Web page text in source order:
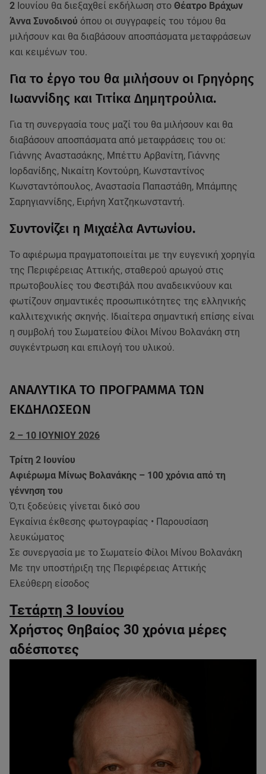
2 Ιουνίου θα διεξαχθεί εκδήλωση στο Θέατρο Βράχων
Άννα Συνοδινού όπου οι συγγραφείς του τόμου θα
μιλήσουν και θα διαβάσουν αποσπάσματα μεταφράσεων
και κειμένων του.
Για το έργο του θα μιλήσουν οι Γρηγόρης
Ιωαννίδης και Τιτίκα Δημητρούλια.
Για τη συνεργασία τους μαζί του θα μιλήσουν και θα
διαβάσουν αποσπάσματα από μεταφράσεις του οι:
Γιάννης Αναστασάκης, Μπέττυ Αρβανίτη, Γιάννης
Ιορδανίδης, Νικαίτη Κοντούρη, Κωνσταντίνος
Κωνσταντόπουλος, Αναστασία Παπαστάθη, Μπάμπης
Σαρηγιαννίδης, Ειρήνη Χατζηκωνσταντή.
Συντονίζει η Μιχαέλα Αντωνίου.
Το αφιέρωμα πραγματοποιείται με την ευγενική χορηγία
της Περιφέρειας Αττικής, σταθερού αρωγού στις
πρωτοβουλίες του Φεστιβάλ που αναδεικνύουν και
φωτίζουν σημαντικές προσωπικότητες της ελληνικής
καλλιτεχνικής σκηνής. Ιδιαίτερα σημαντική επίσης είναι
η συμβολή του Σωματείου Φίλοι Μίνου Βολανάκη στη
συγκέντρωση και επιλογή του υλικού.
ΑΝΑΛΥΤΙΚΑ ΤΟ ΠΡΟΓΡΑΜΜΑ ΤΩΝ
ΕΚΔΗΛΩΣΕΩΝ
2 – 10 ΙΟΥΝΙΟΥ 2026
Τρίτη 2 Ιουνίου
Αφιέρωμα Μίνως Βολανάκης – 100 χρόνια από τη
γέννηση του
Ό,τι ξοδεύεις γίνεται δικό σου
Εγκαίνια έκθεσης φωτογραφίας • Παρουσίαση
λευκώματος
Σε συνεργασία με το Σωματείο Φίλοι Μίνου Βολανάκη
Με την υποστήριξη της Περιφέρειας Αττικής
Ελεύθερη είσοδος
Τετάρτη 3 Ιουνίου
Χρήστος Θηβαίος 30 χρόνια μέρες
αδέσποτες